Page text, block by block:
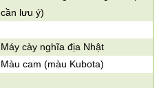
cần lưu ý)
Máy cày nghĩa địa Nhật
Màu cam (màu Kubota)